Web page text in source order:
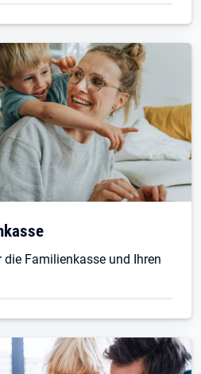
die Familienkasse und Ihren